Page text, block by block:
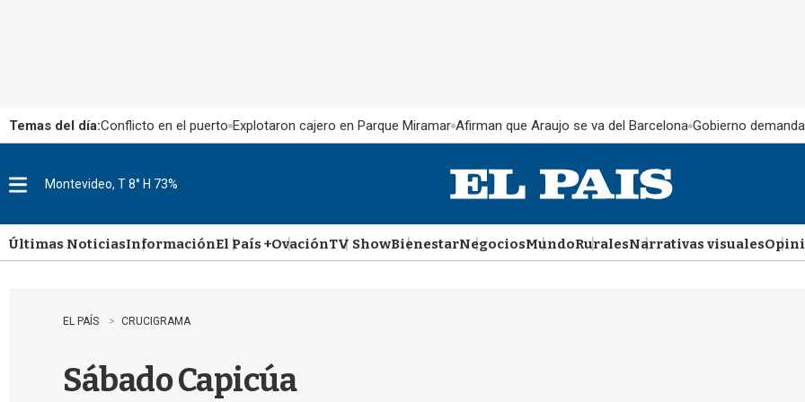
Temas del día:Conflicto en el puerto Explotaron cajero en Parque Miramar Afirman que Araujo se va del Barcelona Gobierno
u
Montevideo, T 8° H 73%
Últimas NoticiasInformaciónEl País +OvaciónTV ShowBienestarNegociosMundoRuralesNarrativas visuales
EL PAÍS CRUCIGRAMA
Sábado Capicúa